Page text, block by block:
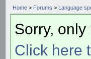
Home > Forums > Language
Sorry,
Click here